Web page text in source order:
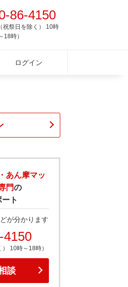
86-4150
祝祭日を除く） 10時
18時）
ログイン
あん摩マッ
門の
ト
が分かります
4150
10時～18時）
談